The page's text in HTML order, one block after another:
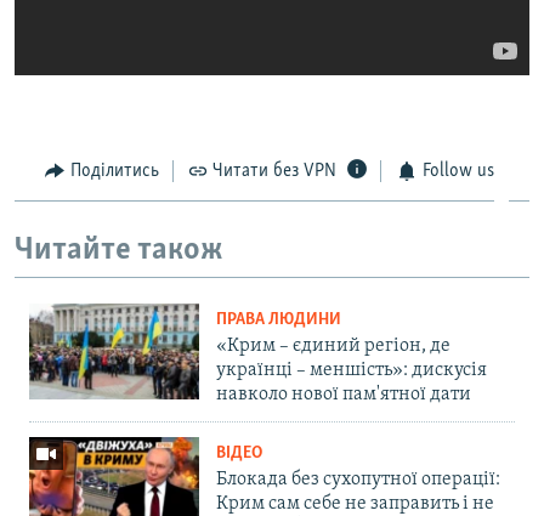
Поділитись Читати без VPN Follow us
Читайте також
ПРАВА ЛЮДИНИ
«Крим – єдиний регіон, де
українці – меншість»: дискусія
навколо нової пам'ятної дати
ВІДЕО
Блокада без сухопутної операції:
Крим сам себе не заправить і не